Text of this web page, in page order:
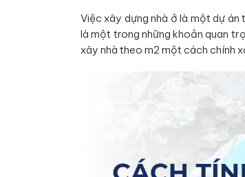
Việc xây dựng nhà ở là một dự án
là một trong những khoản quan
xây nhà theo m2 một cách chính